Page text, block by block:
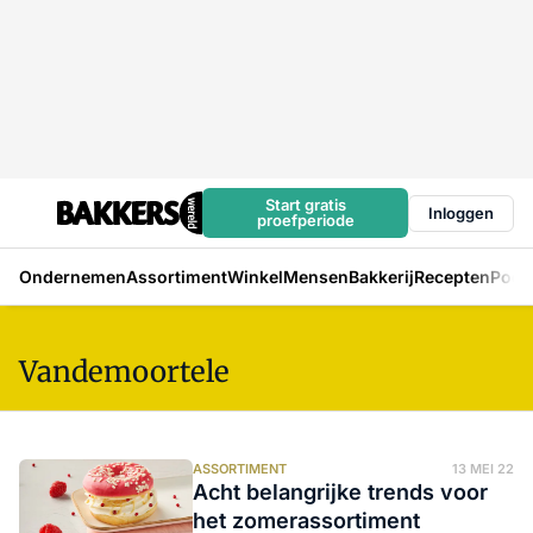
Start gratis
proefperiode
Inloggen
OndernemenAssortimentWinkelMensenBakkerijRecepten
Vandemoortele
ASSORTIMENT 13 MEI 22
Acht belangrijke trends voor
het zomerassortiment